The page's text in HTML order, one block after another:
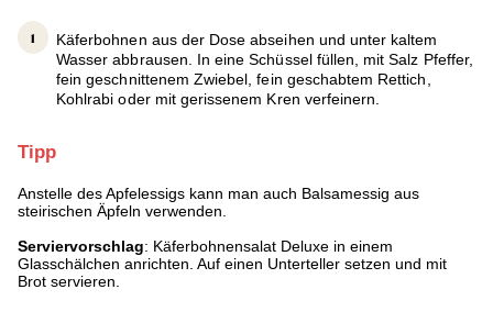
Käferbohnen aus der Dose abseihen und unter kaltem
Wasser abbrausen. In eine Schüssel füllen, mit Salz Pfeffer,
fein geschnittenem Zwiebel, fein geschabtem Rettich,
Kohlrabi oder mit gerissenem Kren verfeinern.
Tipp
Anstelle des Apfelessigs kann man auch Balsamessig aus
steirischen Äpfeln verwenden.
Serviervorschlag: Käferbohnensalat Deluxe in einem
Glasschälchen anrichten. Auf einen Unterteller setzen und mit
Brot servieren.